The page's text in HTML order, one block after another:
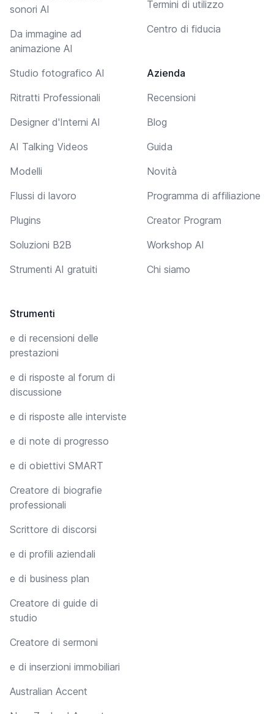
sonori AI
Da immagine ad
animazione AI
Studio fotografico AI
Ritratti Professionali
Designer d'Interni AI
AI Talking Videos
Modelli
Flussi di lavoro
Plugins
Soluzioni B2B
Strumenti AI gratuiti
Strumenti
e di recensioni delle
prestazioni
e di risposte al forum di
discussione
e di risposte alle interviste
e di note di progresso
e di obiettivi SMART
Creatore di biografie
professionali
Scrittore di discorsi
e di profili aziendali
e di business plan
Creatore di guide di
studio
Creatore di sermoni
e di inserzioni immobiliari
Australian Accent
Termini di utilizzo
Centro di fiducia
Azienda
Recensioni
Blog
Guida
Novità
Programma di affiliazione
Creator Program
Workshop AI
Chi siamo